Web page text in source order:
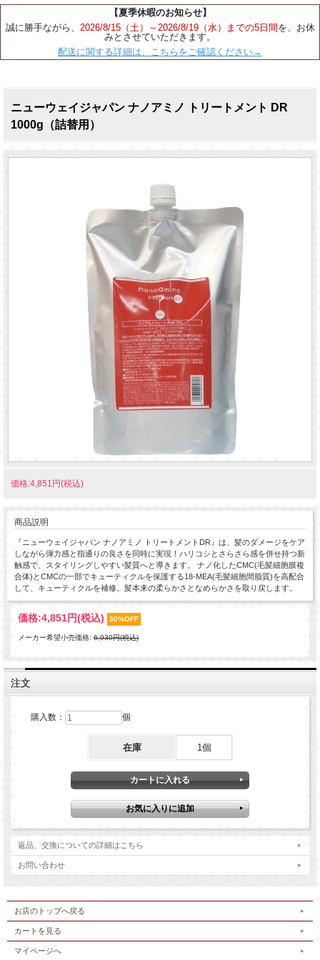
【夏季休暇のお知らせ】
誠に勝手ながら、 2026/8/15（土）～2026/8/19（水）までの5日間 を、お休
みとさせていただきます。
配送に関する詳細は、こちらをご確認ください→
ニューウェイジャパン ナノアミノ トリートメント DR
1000g（詰替用）
価格:4,851円(税込)
商品説明
『ニューウェイジャパン ナノアミノ トリートメントDR』は、髪のダメージをケア
しながら弾力感と指通りの良さを同時に実現！ハリコシとさらさら感を併せ持つ新
触感で、スタイリングしやすい髪質へと導きます。 ナノ化したCMC(毛髪細胞膜複
合体)とCMCの一部でキューティクルを保護する18-MEA(毛髪細胞間脂質)を高配合
して、キューティクルを補修。髪本来の柔らかさとなめらかさを取り戻します。
価格:4,851円(税込) 30%OFF
メーカー希望小売価格: 6,930円(税込)
注文
購入数： 個
在庫 1個
返品、交換についての詳細はこちら
お問い合わせ
お店のトップへ戻る
カートを見る
マイページへ